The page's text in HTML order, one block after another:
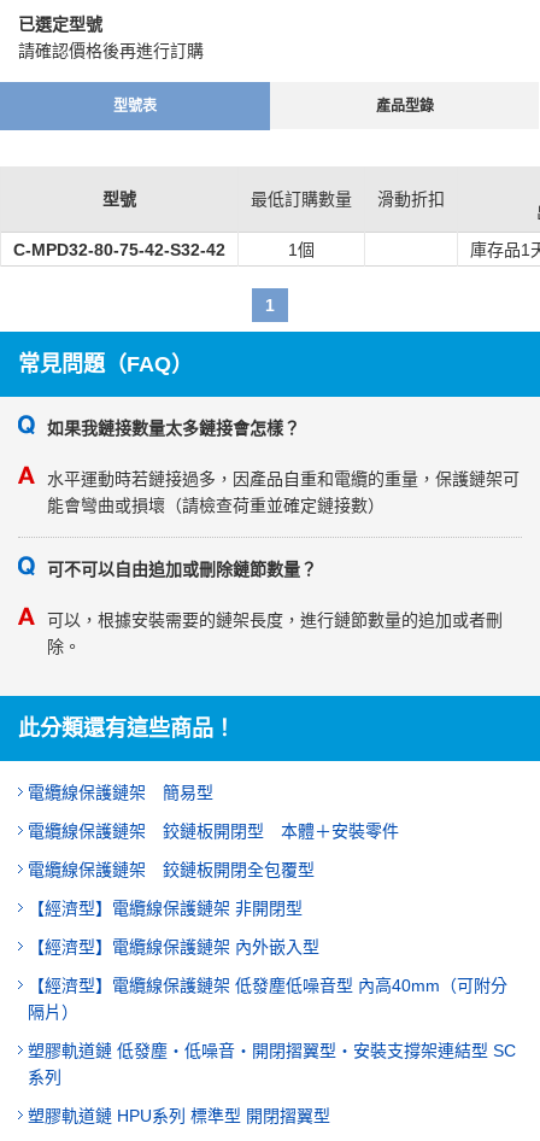
2.尺寸小且重量輕，適合窄小空間
3.橫杆易於打開，拆裝方便
4.低噪音：內部特殊降噪結構
6.沿彎曲半徑內外側打開
如果是全新設計，則拖鏈的鏈節可能不夠。建議多選1，2鏈節為備
請確認在整個行程範圍內，電纜是否與電纜保護鏈的內周側及外周側
已選定型號
請確認價格後再進行訂購
型號表 產品型錄
型號 最低訂購數量 滑動折扣
C-MPD32-80-75-42-S32-42
1個 庫存品1
1
常見問題（FAQ）
如果我鏈接數量太多鏈接會怎樣？
水平運動時若鏈接過多，因產品自重和電纜的重量，保護鏈架可
能會彎曲或損壞（請檢查荷重並確定鏈接數）
可不可以自由追加或刪除鏈節數量？
可以，根據安裝需要的鏈架長度，進行鏈節數量的追加或者刪
除。
此分類還有這些商品！
電纜線保護鏈架 簡易型
電纜線保護鏈架 鉸鏈板開閉型 本體＋安裝零件
電纜線保護鏈架 鉸鏈板開閉全包覆型
【經濟型】電纜線保護鏈架 非開閉型
【經濟型】電纜線保護鏈架 內外嵌入型
【經濟型】電纜線保護鏈架 低發塵低噪音型 內高40mm（可附分
隔片）
塑膠軌道鏈 低發塵・低噪音・開閉摺翼型・安裝支撐架連結型 SC
系列
塑膠軌道鏈 HPU系列 標準型 開閉摺翼型